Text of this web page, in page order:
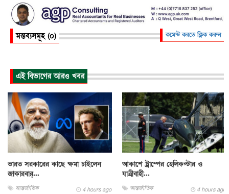
মন্তব্যসমূহ (০) কমেন্ট করতে ক্লিক করুন
এই বিভাগের আরও খবর
ভারত সরকারের কাছে ক্ষমা চাইলেন
জাকারবার্...
আন্তর্জাতিক 4 hours ago
আকাশে ট্রাম্পের হেলিকপ্টার ও
যাত্রীবাহী...
আন্তর্জাতিক 4 hours ago